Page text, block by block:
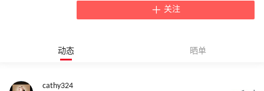
关注
动态 晒单
cathy324